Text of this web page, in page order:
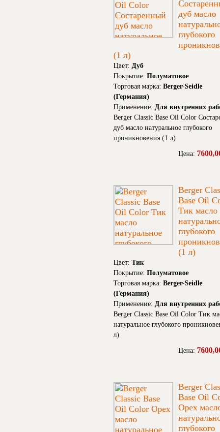
дуб масло
глубокого
(1 л)
Цвет: Дуб
Покрытие: Полуматовое
Торговая марка: Berger-Seidle
(Германия)
Применение: Для внутренних
Berger Classic Base Oil Color
дуб масло натуральное глубокого
проникновения (1 л)
Цена:
Berger
Base Oil
Тик масло
глубокого
(1 л)
Цвет: Тик
Покрытие: Полуматовое
Торговая марка: Berger-Seidle
(Германия)
Применение: Для внутренних
Berger Classic Base Oil Color Тик
натуральное глубокого
л)
Цена:
Berger
Base Oil
Орех
глубокого